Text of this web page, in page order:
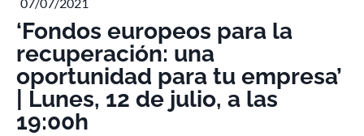
‘Fondos europeos para la
recuperación: una
oportunidad para tu empresa’
| Lunes, 12 de julio, a las
19:00h